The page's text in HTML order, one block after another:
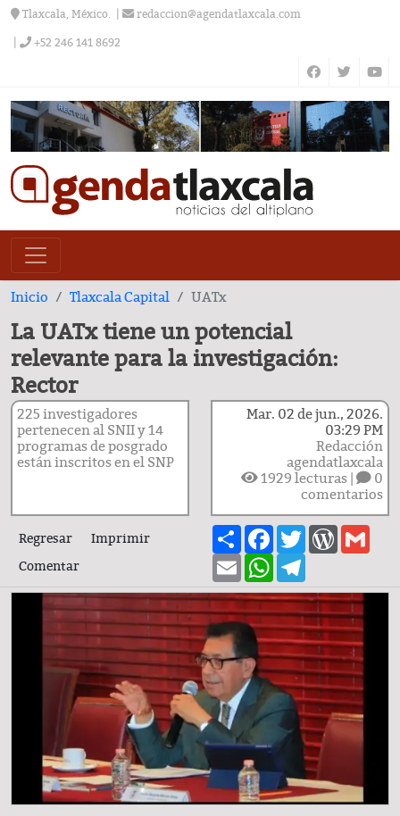
Tlaxcala, México. redaccion@agendatlaxcala.com
+52 246 141 8692
Inicio Tlaxcala Capital UATx
La UATx tiene un potencial
relevante para la investigación:
Rector
225 investigadores
pertenecen al SNII y 14
programas de posgrado
están inscritos en el SNP
Mar. 02 de jun., 2026.
03:29 PM
Redacción
agendatlaxcala
1929 lecturas |
0
comentarios
Regresar
Imprimir
Comentar
ShareFacebook
Twitter
EmailWhatsApp